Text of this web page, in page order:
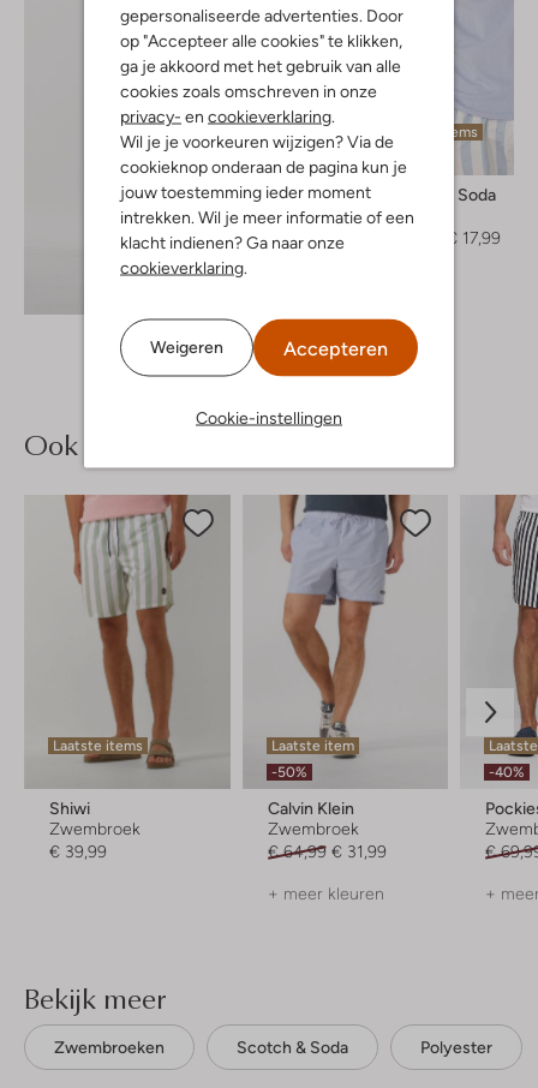
gepersonaliseerde advertenties. Door
op "Accepteer alle cookies" te klikken,
ga je akkoord met het gebruik van alle
cookies zoals omschreven in onze
privacy- en cookieverklaring
Wil je je voorkeuren wijzigen? Via de
cookieknop onderaan de pagina kun je
jouw toestemming ieder moment
intrekken. Wil je meer informatie of een
klacht indienen? Ga naar onze
cookieverklaring
Weigeren Accepteren
Cookie-instellingen
Laatste items
-40%
Scotch & Soda
T-shirt
€ 17,99
Ook iets voor jou?
Laatste items
Shiwi
Zwembroek
€ 39,99
Laatste item
-50%
Calvin Klein
Zwembroek
€ 64,99 € 31,99
+ meer kleuren
-40%
€
+
Bekijk meer
Zwembroeken Scotch & Soda Polyester